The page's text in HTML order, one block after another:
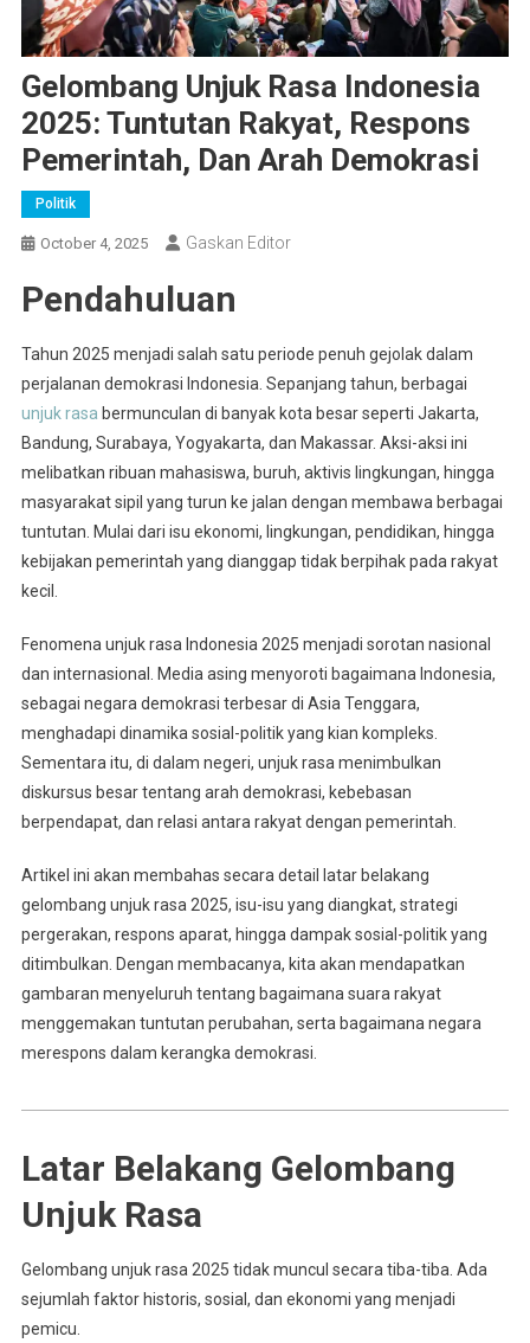
Gelombang Unjuk Rasa Indonesia
2025: Tuntutan Rakyat, Respons
Pemerintah, Dan Arah Demokrasi
Politik
October 4, 2025 Gaskan Editor
Pendahuluan
Tahun 2025 menjadi salah satu periode penuh gejolak dalam
perjalanan demokrasi Indonesia. Sepanjang tahun, berbagai
unjuk rasa bermunculan di banyak kota besar seperti Jakarta,
Bandung, Surabaya, Yogyakarta, dan Makassar. Aksi-aksi ini
melibatkan ribuan mahasiswa, buruh, aktivis lingkungan, hingga
masyarakat sipil yang turun ke jalan dengan membawa berbagai
tuntutan. Mulai dari isu ekonomi, lingkungan, pendidikan, hingga
kebijakan pemerintah yang dianggap tidak berpihak pada rakyat
kecil.
Fenomena unjuk rasa Indonesia 2025 menjadi sorotan nasional
dan internasional. Media asing menyoroti bagaimana Indonesia,
sebagai negara demokrasi terbesar di Asia Tenggara,
menghadapi dinamika sosial-politik yang kian kompleks.
Sementara itu, di dalam negeri, unjuk rasa menimbulkan
diskursus besar tentang arah demokrasi, kebebasan
berpendapat, dan relasi antara rakyat dengan pemerintah.
Artikel ini akan membahas secara detail latar belakang
gelombang unjuk rasa 2025, isu-isu yang diangkat, strategi
pergerakan, respons aparat, hingga dampak sosial-politik yang
ditimbulkan. Dengan membacanya, kita akan mendapatkan
gambaran menyeluruh tentang bagaimana suara rakyat
menggemakan tuntutan perubahan, serta bagaimana negara
merespons dalam kerangka demokrasi.
Latar Belakang Gelombang
Unjuk Rasa
Gelombang unjuk rasa 2025 tidak muncul secara tiba-tiba. Ada
sejumlah faktor historis, sosial, dan ekonomi yang menjadi
pemicu.